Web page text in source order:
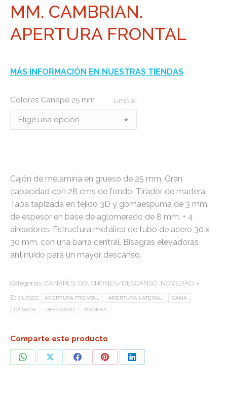
MM. CAMBRIAN.
APERTURA FRONTAL
MÁS INFORMACIÓN EN NUESTRAS TIENDAS
Colores Canape 25 mm Limpiar
Cajón de melamina en grueso de 25 mm. Gran
capacidad con 28 cms de fondo. Tirador de madera.
Tapa tapizada en tejido 3D y gomaespuma de 3 mm.
de espesor en base de aglomerado de 8 mm. + 4
aireadores. Estructura metálica de tubo de acero 30 x
30 mm. con una barra central. Bisagras elevadoras
antirruido para un mayor descanso.
Categorías: CANAPÉS, COLCHONES/DESCANSO, NOVEDAD
Etiquetas:
APERTURA FRONTAL APERTURA LATERAL CAMA
CANAPE DESCANSO MADERA
Comparte este producto
Share
Share
Share
Share
Share